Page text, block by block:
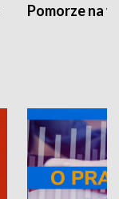
Pomorze na